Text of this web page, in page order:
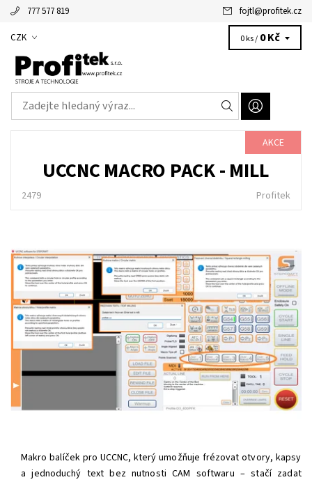
777 577 819 fojtl@profitek.cz
CZK 0 ks / 0 Kč
AKCE
UCCNC MACRO PACK - MILL
2479 Profitek
Makro balíček pro UCCNC, který umožňuje frézovat otvory, kapsy
a jednoduchý text bez nutnosti CAM softwaru – stačí zadat
Alžbětka - vaše virtuální asistentka